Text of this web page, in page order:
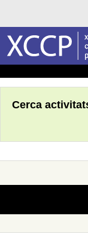
Cerca